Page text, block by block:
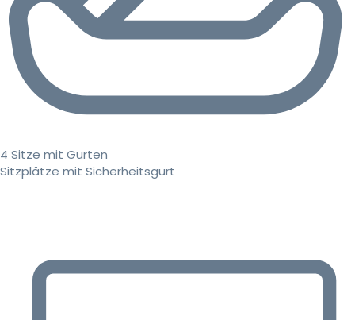
4 Sitze mit Gurten
Sitzplätze mit Sicherheitsgurt